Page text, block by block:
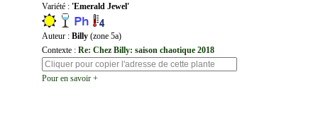
Variété : 'Emerald Jewel'
Auteur : Billy (zone 5a)
Contexte : Re: Chez Billy: saison chaotique 2018
Pour en savoir +